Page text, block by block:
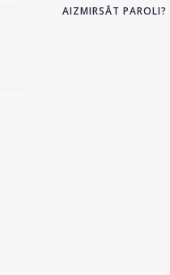
AIZMIRSĀT PAROLI?